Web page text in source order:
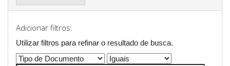
Adicionar filtros:
Utilizar filtros para refinar o resultado de busca.